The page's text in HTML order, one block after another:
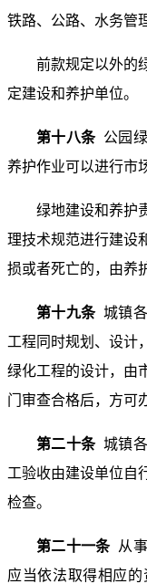
铁路、公路、水务管
前款规定以外的
定建设和养护单位。
第十八条 公园
养护作业可以进行市
绿地建设和养护
理技术规范进行建设
损或者死亡的，由养
第十九条 城镇
工程同时规划、设计
绿化工程的设计，由
门审查合格后，方可
第二十条 城镇
工验收由建设单位自
检查。
第二十一条 从
应当依法取得相应